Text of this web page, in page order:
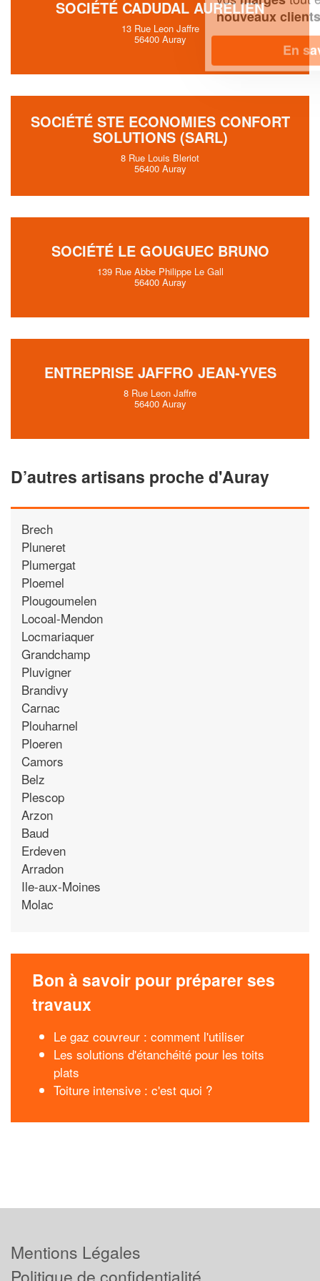
SOCIÉTÉ CADUDAL AURELIEN
13 Rue Leon Jaffre
56400 Auray
SOCIÉTÉ STE ECONOMIES CONFORT
SOLUTIONS (SARL)
8 Rue Louis Bleriot
56400 Auray
SOCIÉTÉ LE GOUGUEC BRUNO
139 Rue Abbe Philippe Le Gall
56400 Auray
ENTREPRISE JAFFRO JEAN-YVES
8 Rue Leon Jaffre
56400 Auray
D’autres artisans proche d'Auray
Brech
Pluneret
Plumergat
Ploemel
Plougoumelen
Locoal-Mendon
Locmariaquer
Grandchamp
Pluvigner
Brandivy
Carnac
Plouharnel
Ploeren
Camors
Belz
Plescop
Arzon
Baud
Erdeven
Arradon
Ile-aux-Moines
Molac
Bon à savoir pour préparer ses
travaux
Le gaz couvreur : comment l'utiliser
Les solutions d'étanchéité pour les toits
plats
Toiture intensive : c'est quoi ?
nouveaux clients !
En savoir plus
Mentions Légales